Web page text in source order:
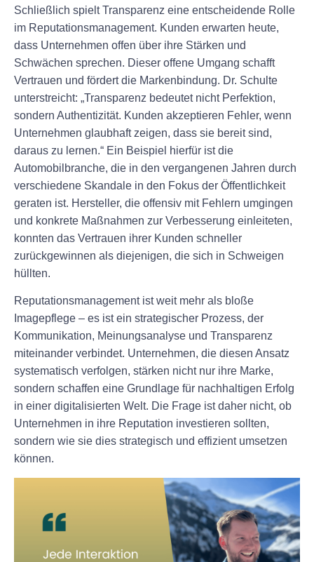
Schließlich spielt Transparenz eine entscheidende Rolle
im Reputationsmanagement. Kunden erwarten heute,
dass Unternehmen offen über ihre Stärken und
Schwächen sprechen. Dieser offene Umgang schafft
Vertrauen und fördert die Markenbindung. Dr. Schulte
unterstreicht: „Transparenz bedeutet nicht Perfektion,
sondern Authentizität. Kunden akzeptieren Fehler, wenn
Unternehmen glaubhaft zeigen, dass sie bereit sind,
daraus zu lernen.“ Ein Beispiel hierfür ist die
Automobilbranche, die in den vergangenen Jahren durch
verschiedene Skandale in den Fokus der Öffentlichkeit
geraten ist. Hersteller, die offensiv mit Fehlern umgingen
und konkrete Maßnahmen zur Verbesserung einleiteten,
konnten das Vertrauen ihrer Kunden schneller
zurückgewinnen als diejenigen, die sich in Schweigen
hüllten.
Reputationsmanagement ist weit mehr als bloße
Imagepflege – es ist ein strategischer Prozess, der
Kommunikation, Meinungsanalyse und Transparenz
miteinander verbindet. Unternehmen, die diesen Ansatz
systematisch verfolgen, stärken nicht nur ihre Marke,
sondern schaffen eine Grundlage für nachhaltigen Erfolg
in einer digitalisierten Welt. Die Frage ist daher nicht, ob
Unternehmen in ihre Reputation investieren sollten,
sondern wie sie dies strategisch und effizient umsetzen
können.